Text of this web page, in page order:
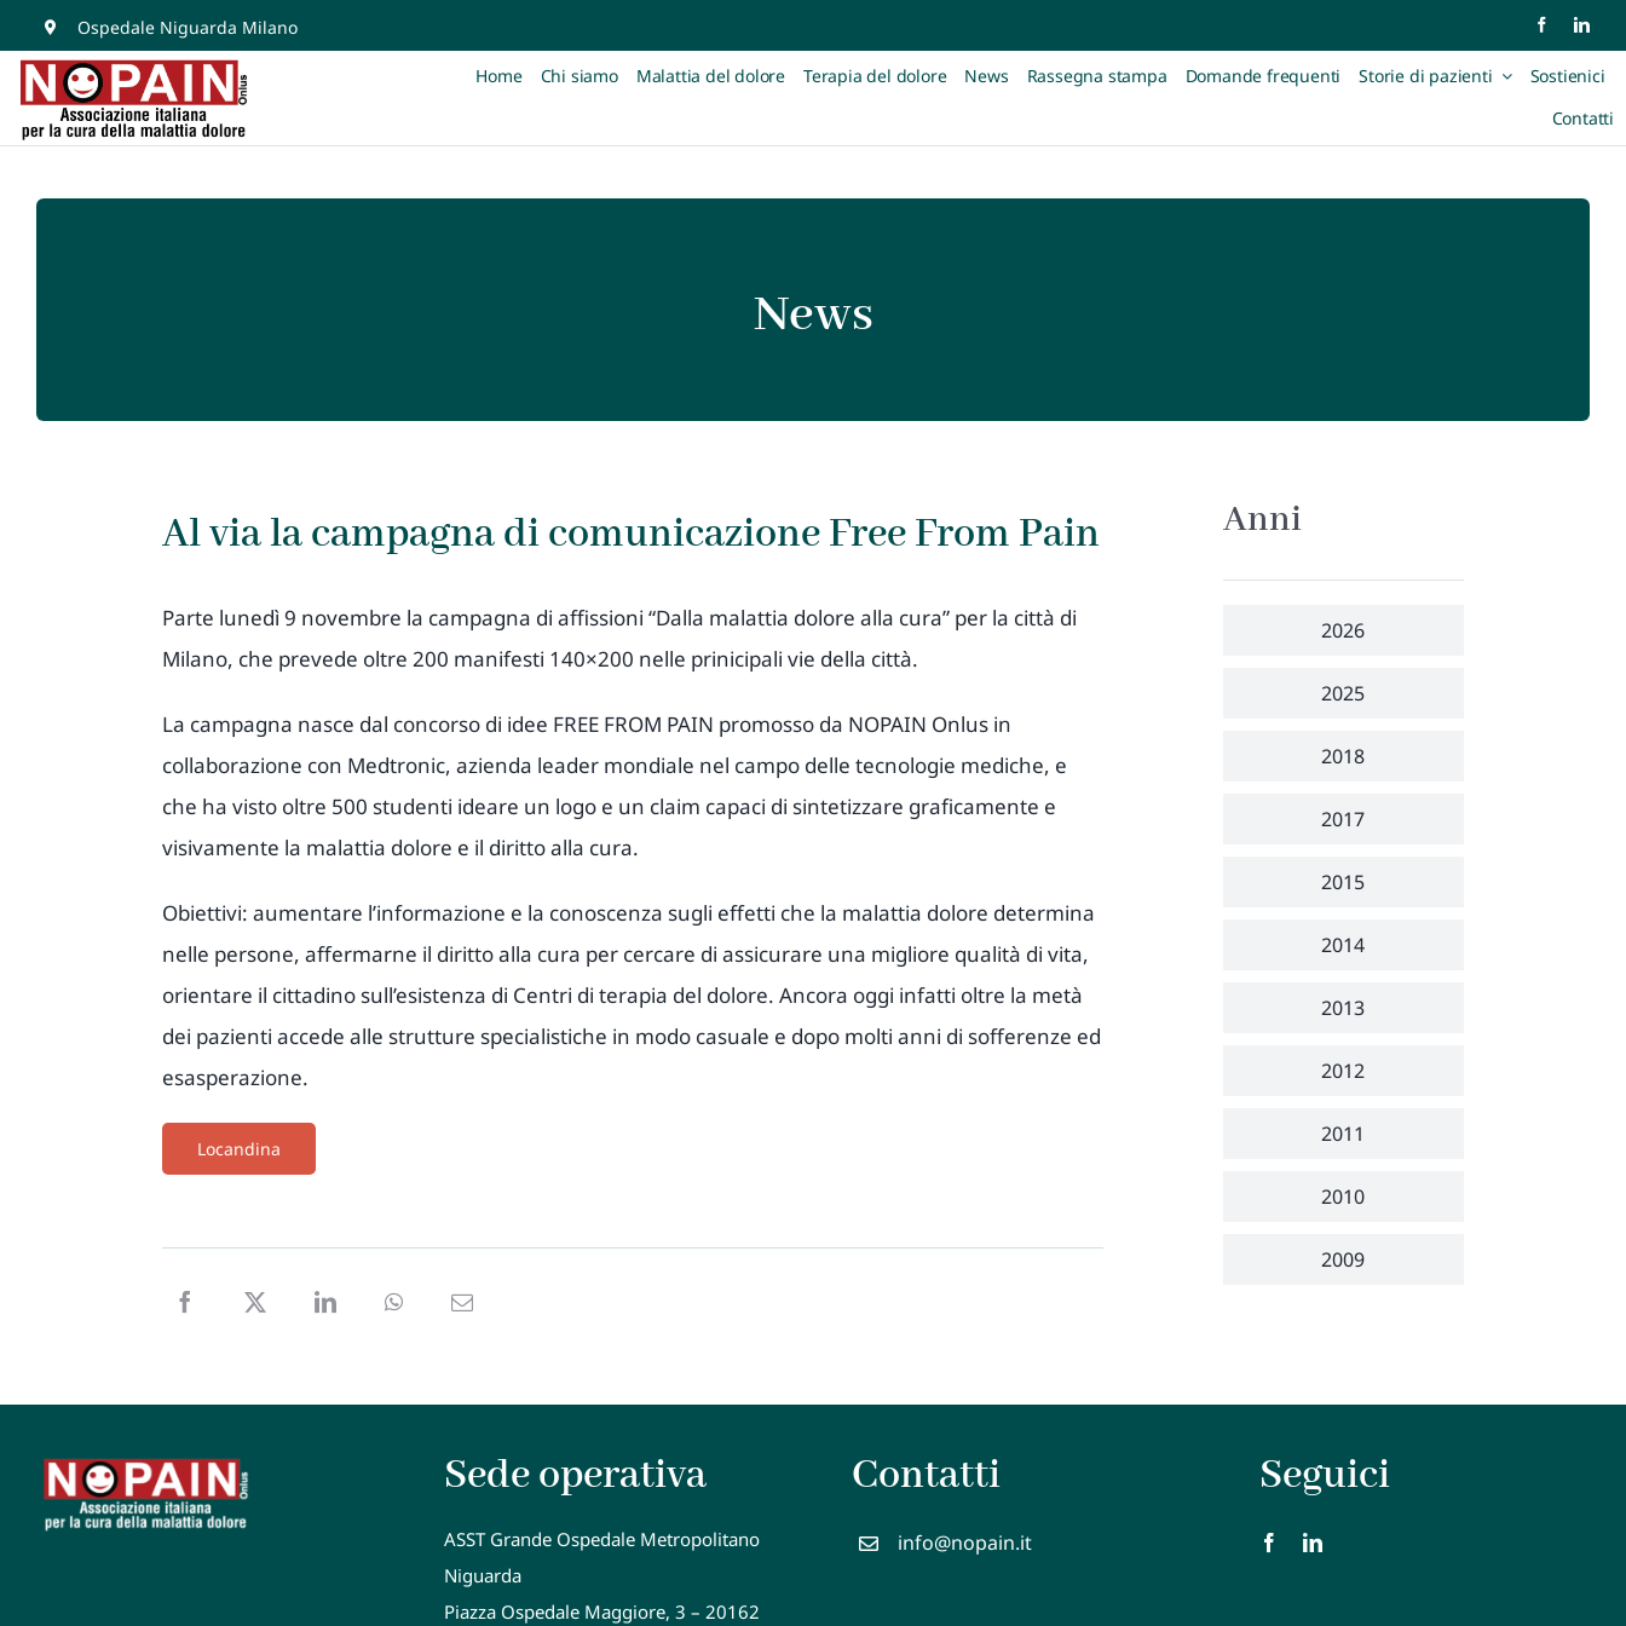
Salta
al
contenuto
Ospedale Niguarda Milano
Home Chi siamo Malattia del dolore Terapia del dolore News Rassegna stampa Domande frequenti Storie di pazienti
Sostienici
Contatti
News
Al via la campagna di comunicazione Free From Pain
Parte lunedì 9 novembre la campagna di affissioni “Dalla malattia dolore alla cura” per la città di
Milano, che prevede oltre 200 manifesti 140×200 nelle prinicipali vie della città.
La campagna nasce dal concorso di idee FREE FROM PAIN promosso da NOPAIN Onlus in
collaborazione con Medtronic, azienda leader mondiale nel campo delle tecnologie mediche, e
che ha visto oltre 500 studenti ideare un logo e un claim capaci di sintetizzare graficamente e
visivamente la malattia dolore e il diritto alla cura.
Obiettivi: aumentare l’informazione e la conoscenza sugli effetti che la malattia dolore determina
nelle persone, affermarne il diritto alla cura per cercare di assicurare una migliore qualità di vita,
orientare il cittadino sull’esistenza di Centri di terapia del dolore. Ancora oggi infatti oltre la metà
dei pazienti accede alle strutture specialistiche in modo casuale e dopo molti anni di sofferenze ed
esasperazione.
Locandina
Anni
2026
2025
2018
2017
2015
2014
2013
2012
2011
2010
2009
Sede operativa
ASST Grande Ospedale Metropolitano
Niguarda
Piazza Ospedale Maggiore, 3 – 20162
Contatti
info@nopain.it
Seguici